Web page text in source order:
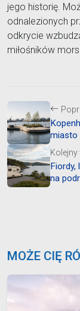
jego historię.
odnalezionych
odkrycie
miłośników
miasto
Kolejny
Fiordy,
na
MOŻE CIĘ